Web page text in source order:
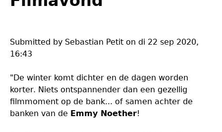
are
top
Submitted by Sebastian Petit on di 22 sep 2020,
16:43
"De winter komt dichter en de dagen worden
korter. Niets ontspannender dan een gezellig
filmmoment op de bank... of samen achter de
banken van de Emmy Noether!